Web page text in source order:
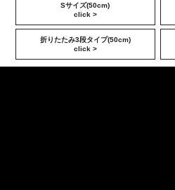
Sサイズ(50cm)
click >
折りたたみ3段タイプ(50cm)
click >